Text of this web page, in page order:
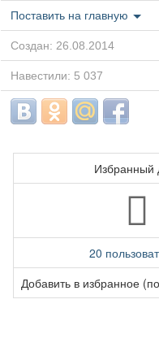
Поставить на главную
Создан: 26.08.2014
Навестили: 5 037
Избранный
20
Добавить в избранное